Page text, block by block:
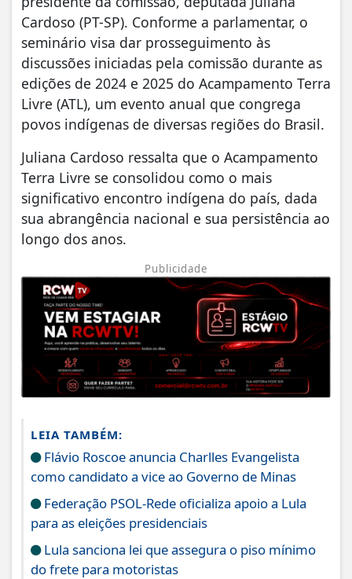
Cardoso (PT-SP). Conforme a parlamentar, o
seminário visa dar prosseguimento às
discussões iniciadas pela comissão durante as
edições de 2024 e 2025 do Acampamento Terra
Livre (ATL), um evento anual que congrega
povos indígenas de diversas regiões do Brasil.
Juliana Cardoso ressalta que o Acampamento
Terra Livre se consolidou como o mais
significativo encontro indígena do país, dada
sua abrangência nacional e sua persistência ao
longo dos anos.
Publicidade
LEIA TAMBÉM:
Flávio Roscoe anuncia Charlles Evangelista
como candidato a vice ao Governo de Minas
Federação PSOL-Rede oficializa apoio a Lula
para as eleições presidenciais
Lula sanciona lei que assegura o piso mínimo
do frete para motoristas